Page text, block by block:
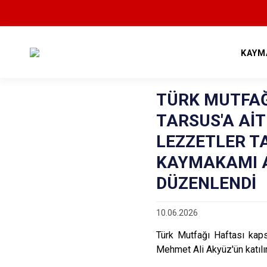
TÜRK
TARSUS'A
LEZZETLER
KAYMAKAMI
DÜZENLENDİ
10.06.2026
Türk Mutfağı Haftası
Mehmet Ali Akyüz'ün